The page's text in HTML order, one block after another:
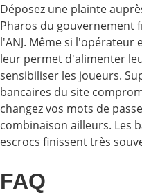
Déposez une plainte
Pharos du gouvernement
l'ANJ. Même si
leur permet d'alimenter
sensibiliser les joueurs.
bancaires du site
changez vos mots de
combinaison ailleurs. Les
escrocs finissent très
FAQ